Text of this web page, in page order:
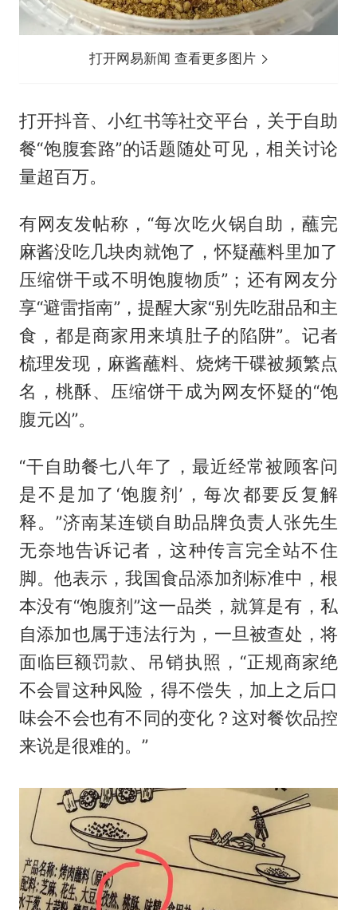
打开网易新闻 查看更多图片
打开抖音、小红书等社交平台，关于自助
餐“饱腹套路”的话题随处可见，相关讨论
量超百万。
有网友发帖称，“每次吃火锅自助，蘸完
麻酱没吃几块肉就饱了，怀疑蘸料里加了
压缩饼干或不明饱腹物质”；还有网友分
享“避雷指南”，提醒大家“别先吃甜品和主
食，都是商家用来填肚子的陷阱”。记者
梳理发现，麻酱蘸料、烧烤干碟被频繁点
名，桃酥、压缩饼干成为网友怀疑的“饱
腹元凶”。
“干自助餐七八年了，最近经常被顾客问
是不是加了‘饱腹剂’，每次都要反复解
释。”济南某连锁自助品牌负责人张先生
无奈地告诉记者，这种传言完全站不住
脚。他表示，我国食品添加剂标准中，根
本没有“饱腹剂”这一品类，就算是有，私
自添加也属于违法行为，一旦被查处，将
面临巨额罚款、吊销执照，“正规商家绝
不会冒这种风险，得不偿失，加上之后口
味会不会也有不同的变化？这对餐饮品控
来说是很难的。”